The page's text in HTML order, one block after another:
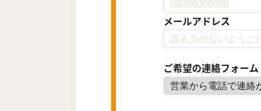
メールアドレス
ご希望の連絡フォーム